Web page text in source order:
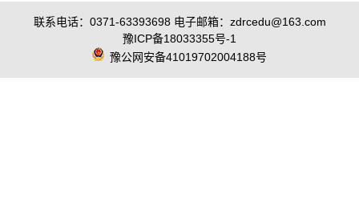
联系电话：0371-63393698 电子邮箱：zdrcedu@163.com
豫ICP备18033355号-1
豫公网安备41019702004188号